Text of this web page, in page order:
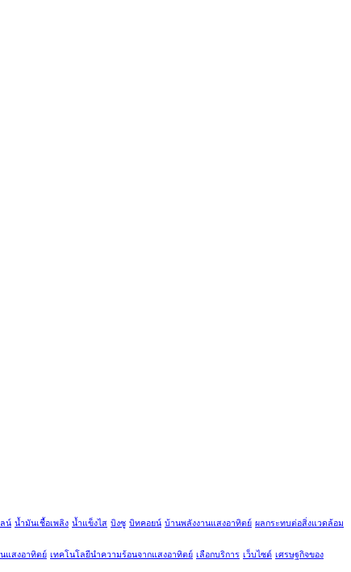
ลน์ น้ำมันเชื้อเพลิง น้ำแข็งไส บิงซู บิทคอยน์ บ้านพลังงานแสงอาทิตย์ ผลกระทบต่อสิ่งแวดล้อม
แสงอาทิตย์ เทคโนโลยีนำความร้อนจากแสงอาทิตย์ เลือกบริการ เว็บไซต์ เศรษฐกิจของ